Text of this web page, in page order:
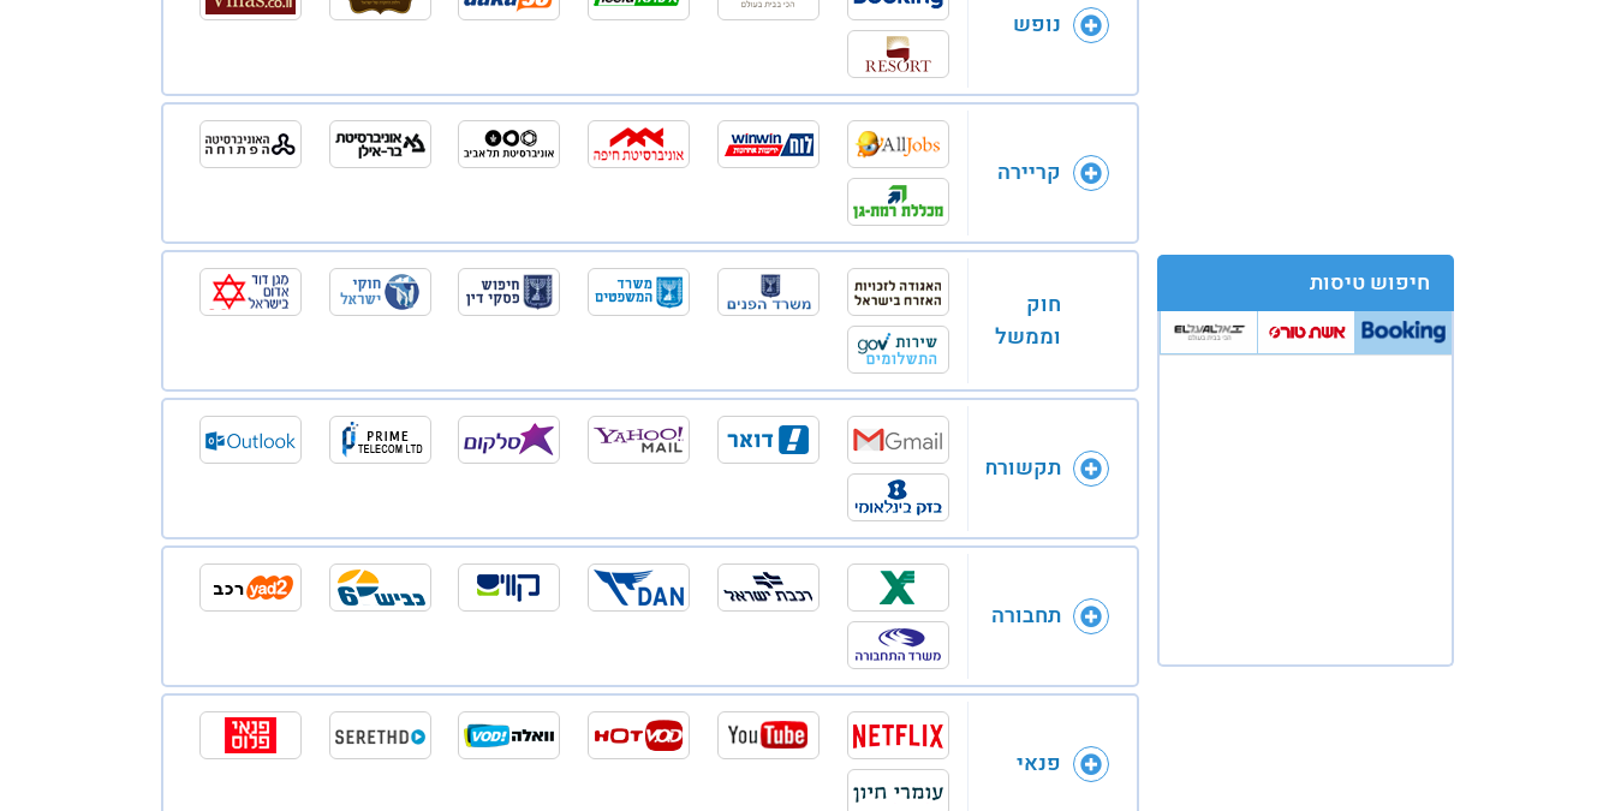
חיפוש טיסות
נופש
קריירה
חוק
וממשל
תקשורת
תחבורה
פנאי